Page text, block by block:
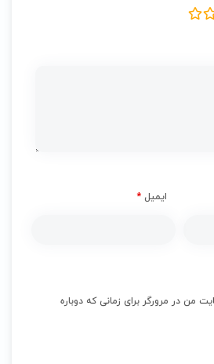
ایمیل *
من در مرورگر برای زمانی که دوباره